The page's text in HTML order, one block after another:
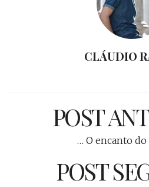
CLÁUDIO
POST
… O encanto do
POST